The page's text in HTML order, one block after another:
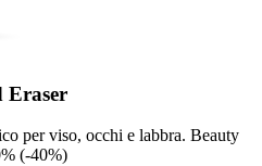
Eraser
per viso, occhi e labbra. Beauty
(-40%)